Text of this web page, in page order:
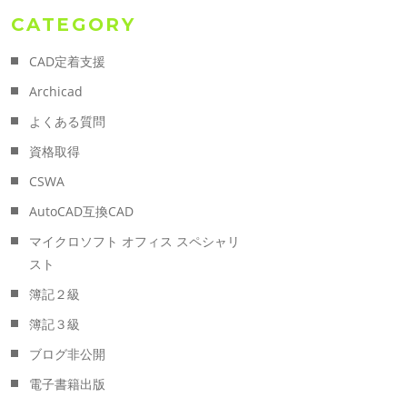
CATEGORY
CAD定着支援
Archicad
よくある質問
資格取得
CSWA
AutoCAD互換CAD
マイクロソフト オフィス スペシャリ
スト
簿記２級
簿記３級
ブログ非公開
電子書籍出版